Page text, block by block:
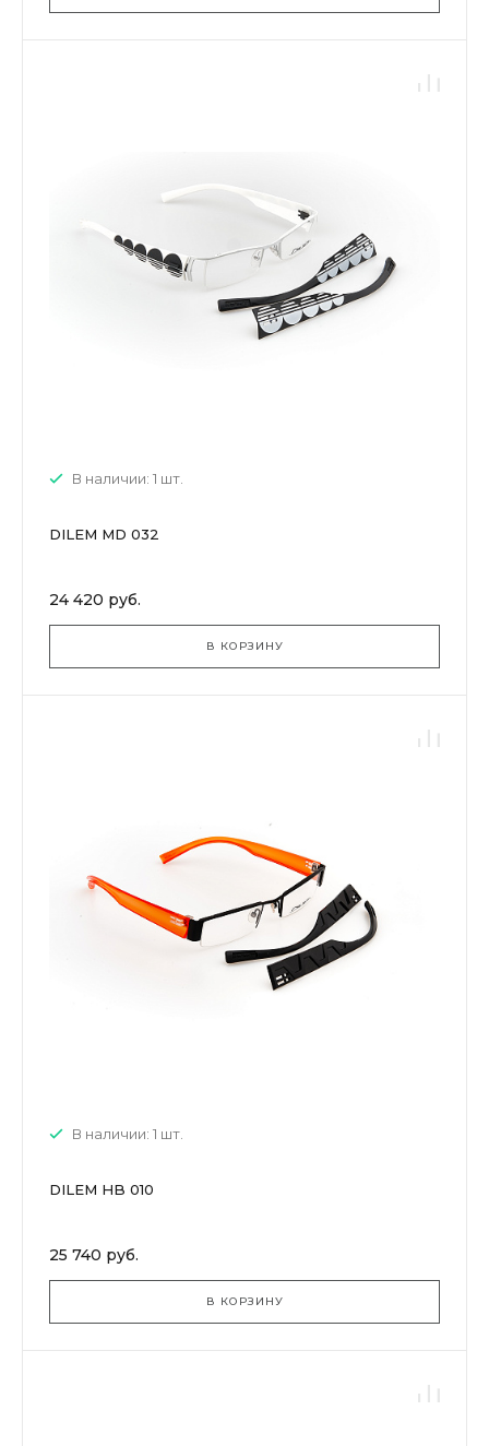
В наличии: 1 шт.
DILEM MD 032
24 420 руб.
В КОРЗИНУ
В наличии: 1 шт.
DILEM HB 010
25 740 руб.
В КОРЗИНУ